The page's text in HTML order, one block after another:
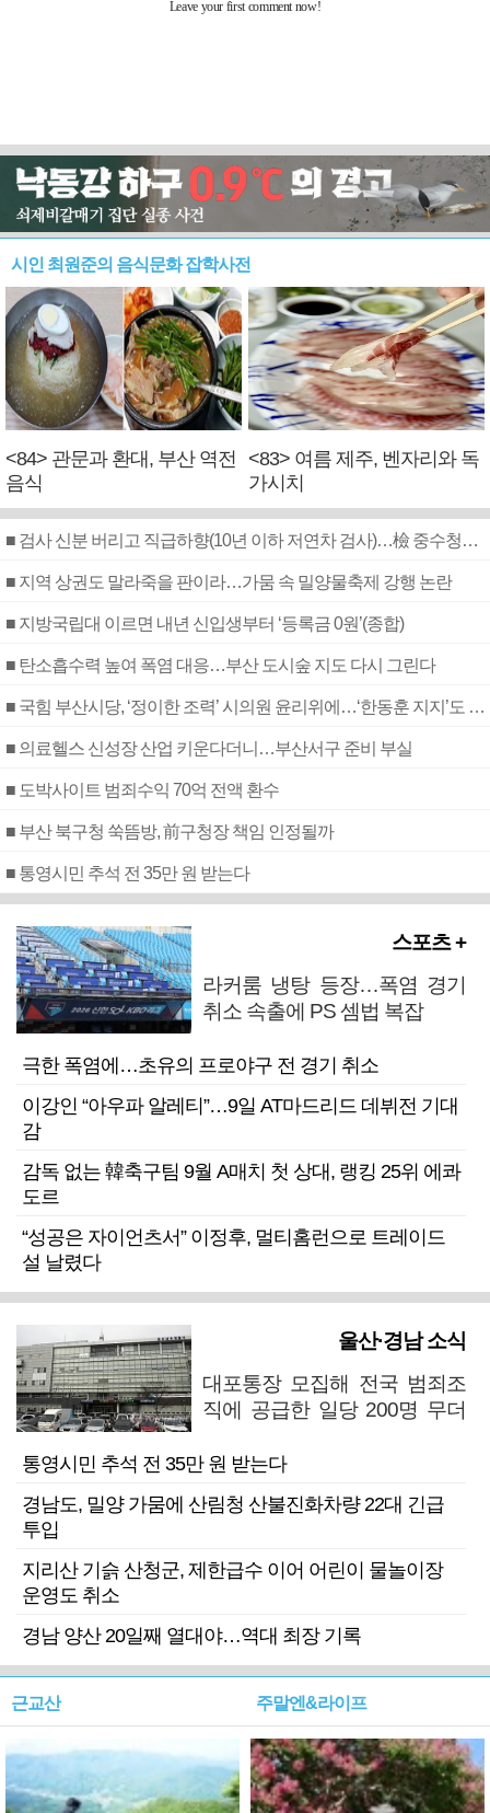
시인 최원준의 음식문화 잡학사전
<84> 관문과 환대, 부산 역전
음식
<83> 여름 제주, 벤자리와 독
가시치
■ 검사 신분 버리고 직급하향(10년 이하 저연차 검사)…檢 중수청행 기피
■ 지역 상권도 말라죽을 판이라…가뭄 속 밀양물축제 강행 논란
■ 지방국립대 이르면 내년 신입생부터 ‘등록금 0원’(종합)
■ 탄소흡수력 높여 폭염 대응…부산 도시숲 지도 다시 그린다
■ 국힘 부산시당, ‘정이한 조력’ 시의원 윤리위에…‘한동훈 지지’도 신고접수
■ 의료헬스 신성장 산업 키운다더니…부산서구 준비 부실
■ 도박사이트 범죄수익 70억 전액 환수
■ 부산 북구청 쑥뜸방, 前구청장 책임 인정될까
■ 통영시민 추석 전 35만 원 받는다
스포츠 +
라커룸 냉탕 등장…폭염 경기
취소 속출에 PS 셈법 복잡
극한 폭염에…초유의 프로야구 전 경기 취소
이강인 “아우파 알레티”…9일 AT마드리드 데뷔전 기대
감
감독 없는 韓축구팀 9월 A매치 첫 상대, 랭킹 25위 에콰
도르
“성공은 자이언츠서” 이정후, 멀티홈런으로 트레이드
설 날렸다
울산·경남 소식
대포통장 모집해 전국 범죄조
직에 공급한 일당 200명 무더
통영시민 추석 전 35만 원 받는다
경남도, 밀양 가뭄에 산림청 산불진화차량 22대 긴급
투입
지리산 기슭 산청군, 제한급수 이어 어린이 물놀이장
운영도 취소
경남 양산 20일째 열대야…역대 최장 기록
근교산 주말엔&라이프